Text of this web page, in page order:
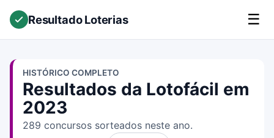
Resultado Loterias ☰
HISTÓRICO COMPLETO
Resultados da Lotofácil em
2023
289 concursos sorteados neste ano.